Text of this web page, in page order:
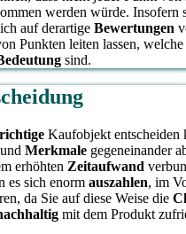
werden würde. Insofern
auf derartige Bewertungen
Punkten leiten lassen,
sind.
richtige Kaufobjekt entscheiden
und Merkmale gegeneinander
erhöhten Zeitaufwand
es sich enorm auszahlen, im
da Sie auf diese Weise die
mit dem Produkt